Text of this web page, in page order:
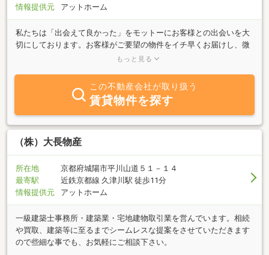
情報提供元
アットホーム
私たちは「出会えて良かった」をモットーにお客様との出会いを大
切にしております。お客様がご要望の物件をイチ早くお届けし、微
力ながらお手伝いさせていただいております。どうぞお気軽にご相
もっと見る
この不動産会社が取り扱う
賃貸物件を探す
（株）大長物産
所在地
京都府城陽市平川山道５１－１４
最寄駅
近鉄京都線 久津川駅 徒歩11分
情報提供元
アットホーム
一級建築士事務所・建築業・宅地建物取引業を営んでいます。相続
や買取、建築等に至るまでシームレスな提案をさせていただきます
ので些細な事でも、お気軽にご相談下さい。